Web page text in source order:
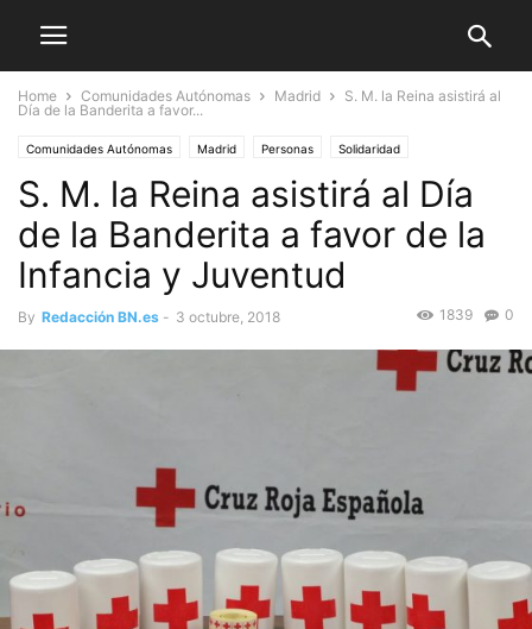
Home Comunidades Autónomas Madrid
S. M. la Reina asistirá al
Día de la Banderita a favor...
Comunidades Autónomas Madrid Personas Solidaridad
S. M. la Reina asistirá al Día
de la Banderita a favor de la
Infancia y Juventud
By Redacción BN.es - 3 octubre, 2018 0
1839